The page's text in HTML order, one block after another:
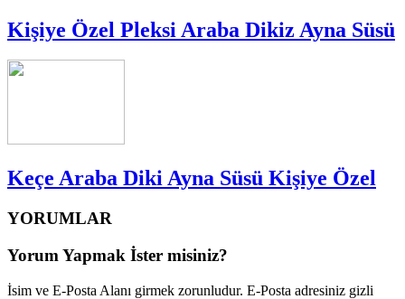
Kişiye Özel Pleksi Araba Dikiz Ayna Süsü
Keçe Araba Diki Ayna Süsü Kişiye Özel
YORUMLAR
Yorum Yapmak İster misiniz?
İsim ve E-Posta Alanı girmek zorunludur. E-Posta adresiniz gizli